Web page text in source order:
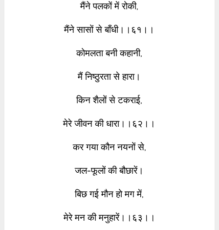
मैंने पलकों में रोकी,
मैंने सासों से बाँधी।।६१।।
कोमलता बनी कहानी,
मैं निष्ठुरता से हारा।
किन शैलों से टकराई,
मेरे जीवन की धारा।।६२।।
कर गया कौन नयनों से,
जल-फूलों की बौछारें।
बिछ गई मौन हो मग में,
मेरे मन की मनुहारें।।६३।।